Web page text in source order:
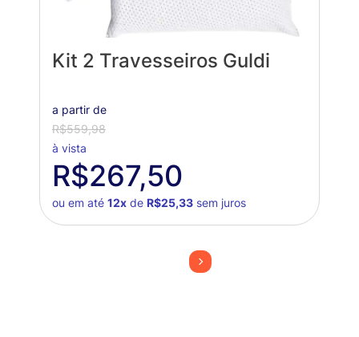
Kit 2 Travesseiros Guldi
a partir de
R$559,98
à vista
R$267,50
ou em até 12xde R$25,33sem juros